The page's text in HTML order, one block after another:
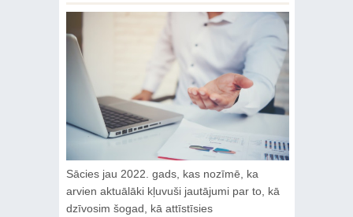
Sācies jau 2022. gads, kas nozīmē, ka
arvien aktuālāki kļuvuši jautājumi par to, kā
dzīvosim šogad, kā attīstīsies